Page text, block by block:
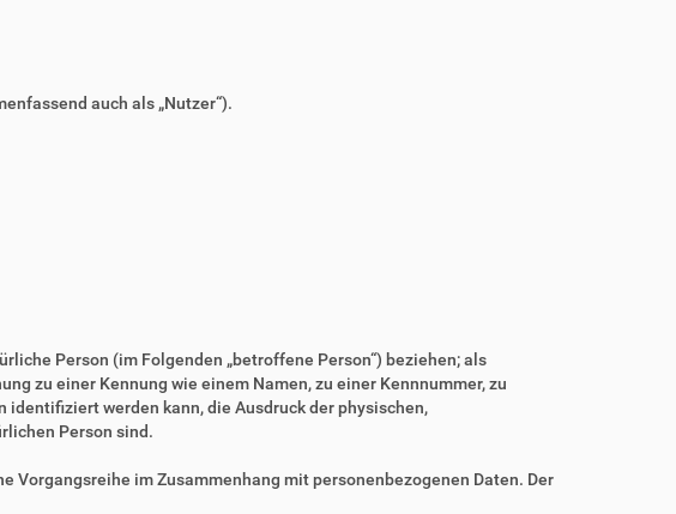
auch als „Nutzer“).
Person (im Folgenden „betroffene Person“) beziehen; als
zu einer Kennung wie einem Namen, zu einer Kennnummer, zu
werden kann, die Ausdruck der physischen,
Person sind.
im Zusammenhang mit personenbezogenen Daten. Der